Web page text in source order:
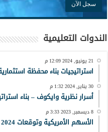
الندوات التعليمية
21 يونيو, 2024 12:09 م
استراتيجيات بناء محفظة
30 يناير, 2024 1:32 م
أسرار نظرية وايكوف – بناء
8 ديسمبر, 2023 3:33 م
الأسهم الأمريكية وتوقعات 2024 – استراتيجيات وفرص أهم 5 أسهم